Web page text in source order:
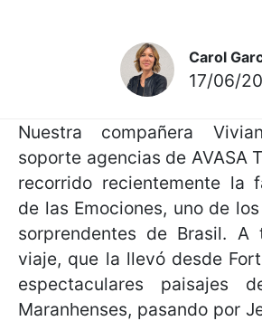
Carol
17/06/
Nuestra compañera
soporte agencias de AVASA
recorrido recientemente la
de las Emociones, uno de
sorprendentes de Brasil. A
viaje, que la llevó desde
espectaculares paisajes
Maranhenses, pasando por